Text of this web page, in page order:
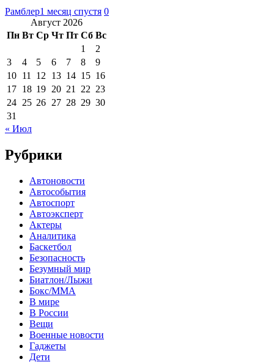
Рамблер1 месяц спустя 0
Август 2026
Пн Вт Ср Чт Пт Сб Вс
1
2
3
4 5 6 7 8
9
10 11 12 13 14 15 16
17 18 19 20 21 22 23
24 25 26 27 28 29 30
31
« Июл
Рубрики
Автоновости
Автособытия
Автоспорт
Автоэксперт
Актеры
Аналитика
Баскетбол
Безопасность
Безумный мир
Биатлон/Лыжи
Бокс/MMA
В мире
В России
Вещи
Военные новости
Гаджеты
Дети